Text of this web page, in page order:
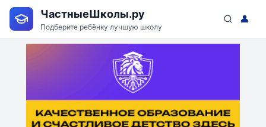
ЧастныеШколы.ру
Подберите ребёнку лучшую школу
👤